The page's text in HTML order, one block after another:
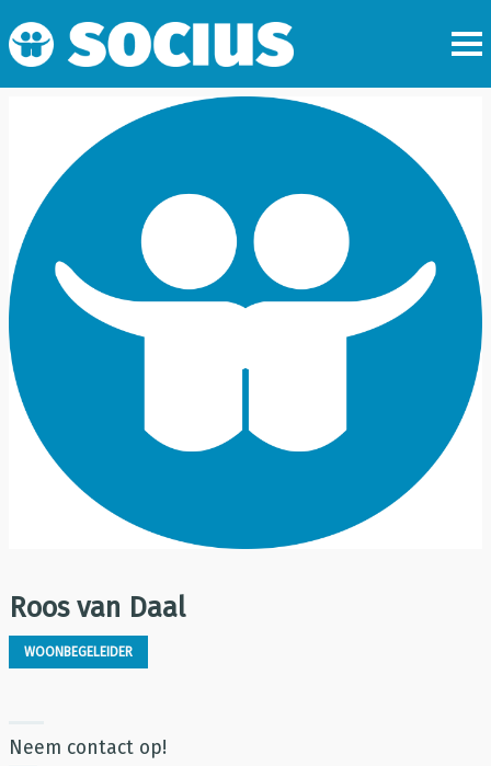
Roos van Daal
WOONBEGELEIDER
Neem contact op!